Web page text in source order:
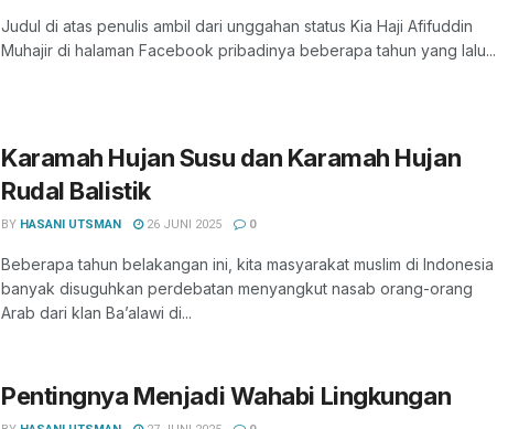
Judul di atas penulis ambil dari unggahan status Kia Haji Afifuddin
Muhajir di halaman Facebook pribadinya beberapa tahun yang lalu...
Karamah Hujan Susu dan Karamah Hujan
Rudal Balistik
BY HASANI UTSMAN 26 JUNI 2025 0
Beberapa tahun belakangan ini, kita masyarakat muslim di Indonesia
banyak disuguhkan perdebatan menyangkut nasab orang-orang
Arab dari klan Ba’alawi di...
Pentingnya Menjadi Wahabi Lingkungan